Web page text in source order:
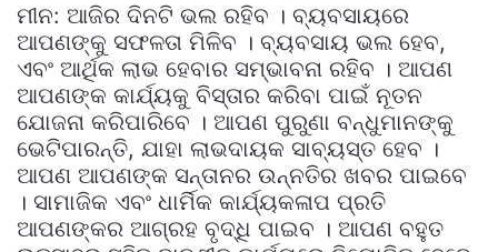
ମୀନ: ଆଜିର ଦିନଟି ଭଲ ରହିବ । ବ୍ୟବସାୟରେ
ଆପଣଙ୍କୁ ସଫଳତା ମିଳିବ । ବ୍ୟବସାୟ ଭଲ ହେବ,
ଏବଂ ଆର୍ଥିକ ଲାଭ ହେବାର ସମ୍ଭାବନା ରହିବ । ଆପଣ
ଆପଣଙ୍କ କାର୍ଯ୍ୟକୁ ବିସ୍ତାର କରିବା ପାଇଁ ନୂତନ
ଯୋଜନା କରିପାରିବେ । ଆପଣ ପୁରୁଣା ବନ୍ଧୁମାନଙ୍କୁ
ଭେଟିପାରନ୍ତି, ଯାହା ଲାଭଦାୟକ ସାବ୍ୟସ୍ତ ହେବ ।
ଆପଣ ଆପଣଙ୍କ ସନ୍ତାନର ଉନ୍ନତିର ଖବର ପାଇବେ
। ସାମାଜିକ ଏବଂ ଧାର୍ମିକ କାର୍ଯ୍ୟକଳାପ ପ୍ରତି
ଆପଣଙ୍କର ଆଗ୍ରହ ବୃଦ୍ଧି ପାଇବ । ଆପଣ ବହୁତ